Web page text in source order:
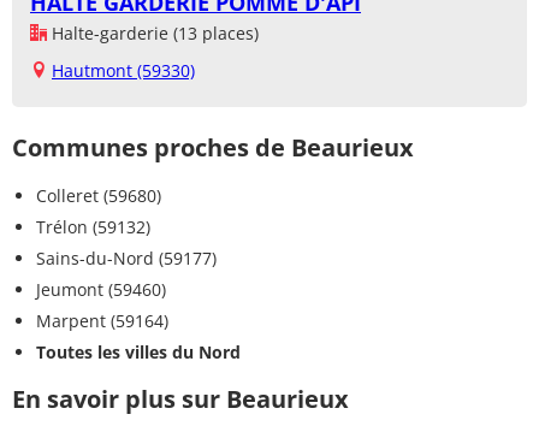
Halte-garderie (13 places)
Hautmont (59330)
Communes proches de Beaurieux
Colleret (59680)
Trélon (59132)
Sains-du-Nord (59177)
Jeumont (59460)
Marpent (59164)
Toutes les villes du Nord
En savoir plus sur Beaurieux